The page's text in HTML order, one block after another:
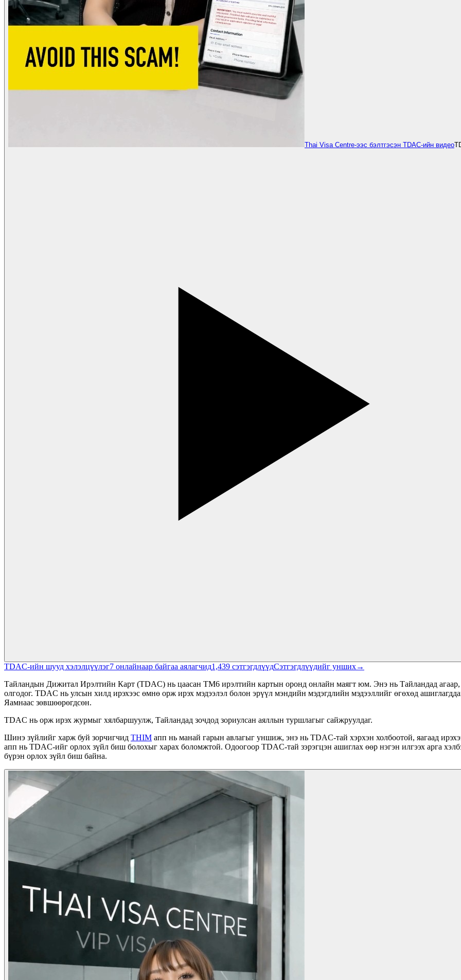
Thai Visa Centre-ээс бэлтгэсэн TDAC-ийн видео
TDAC-ийн шууд хэлэлцүүлэг7 онлайнаар байгаа аялагчид1,439 сэтгэгдлүүдСэтгэгдлүүдийг унших→
Тайландын Дижитал Ирэлтийн Карт (TDAC) нь цаасан TM6 ирэлтийн картын оронд онлайн маягт юм. Энэ нь Тайландад агаар,
олгодог. TDAC нь улсын хилд ирэхээс өмнө орж ирэх мэдээлэл болон эрүүл мэндийн мэдэгдлийн мэдээллийг өгөхөд
Яамнаас зөвшөөрөгдсөн.
TDAC нь орж ирэх журмыг хялбаршуулж, Тайландад зочдод зориулсан аяллын туршлагыг сайжруулдаг.
Шинэ зүйлийг харж буй зорчигчид THIM апп нь манай гарын авлагыг уншиж, энэ нь TDAC-тай хэрхэн холбоотой, яагаад
апп нь TDAC-ийг орлох зүйл биш болохыг харах боломжтой. Одоогоор TDAC-тай зэрэгцэн ашиглах өөр нэгэн илгээх арга
бүрэн орлох зүйл биш байна.